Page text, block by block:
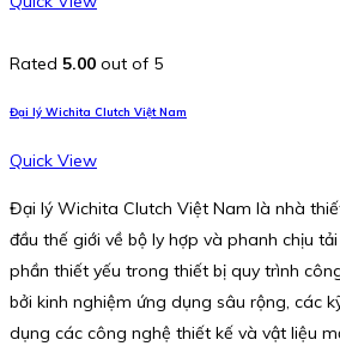
Rated 5.00 out of 5
Đại lý Wichita Clutch Việt Nam
Quick View
Đại lý Wichita Clutch Việt Nam là nhà
đầu thế giới về bộ ly hợp và phanh chịu
phần thiết yếu trong thiết bị quy trình
bởi kinh nghiệm ứng dụng sâu rộng, các
dụng các công nghệ thiết kế và vật liệu